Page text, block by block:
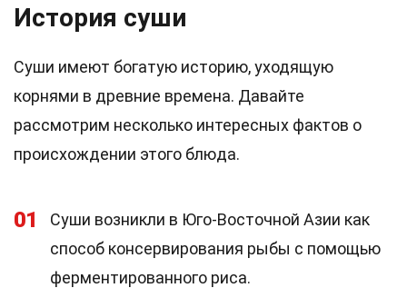
История суши
Суши имеют богатую историю, уходящую
корнями в древние времена. Давайте
рассмотрим несколько интересных фактов о
происхождении этого блюда.
01
Суши возникли в Юго-Восточной Азии как
способ консервирования рыбы с помощью
ферментированного риса.